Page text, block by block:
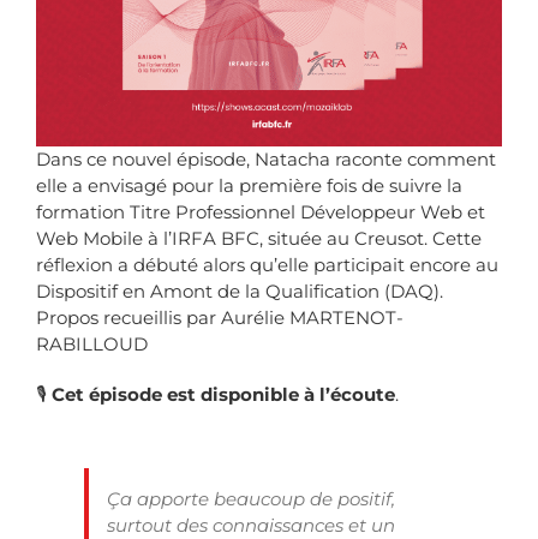
Dans ce nouvel épisode, Natacha raconte comment
elle a envisagé pour la première fois de suivre la
formation Titre Professionnel Développeur Web et
Web Mobile à l’IRFA BFC, située au Creusot. Cette
réflexion a débuté alors qu’elle participait encore au
Dispositif en Amont de la Qualification (DAQ).
Propos recueillis par Aurélie MARTENOT-
RABILLOUD
🎙️ Cet épisode est disponible à l’écoute.
Ça apporte beaucoup de positif,
surtout des connaissances et un